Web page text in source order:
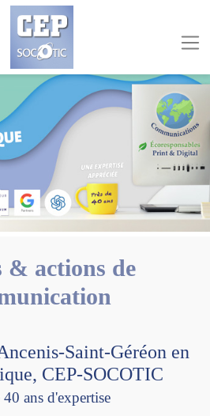
& actions de
Saint-Géréon en
CEP-SOCOTIC
40 ans d'expertise